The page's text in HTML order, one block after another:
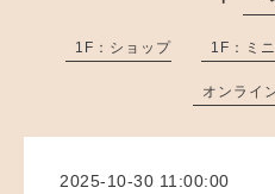
1F：ショップ 1F：ミ
オンライ
2025-10-30 11:00:00